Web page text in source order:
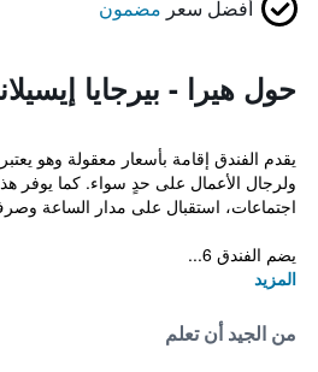
أفضل سعر مضمون
حول هيرا - بيرجايا
يقدم الفندق إقامة بأسعار معقولة وهو يعتبر
ولرجال الأعمال على حدٍ سواء. كما يوفر
اجتماعات، استقبال على مدار الساعة
يضم الفندق 6...
المزيد
من الجيد أن تعلم